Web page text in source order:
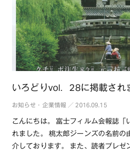
いろどりvol．28に掲載され
お知らせ・企業情報 ／ 2016.09.15
こんにちは。 富士フィルム会報誌「
れました。 桃太郎ジーンズの名前の
介しております。 また、読者プレゼ